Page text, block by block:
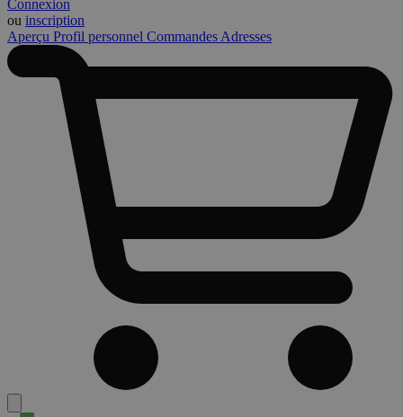
Connexion
ou inscription
Aperçu Profil personnel Commandes Adresses